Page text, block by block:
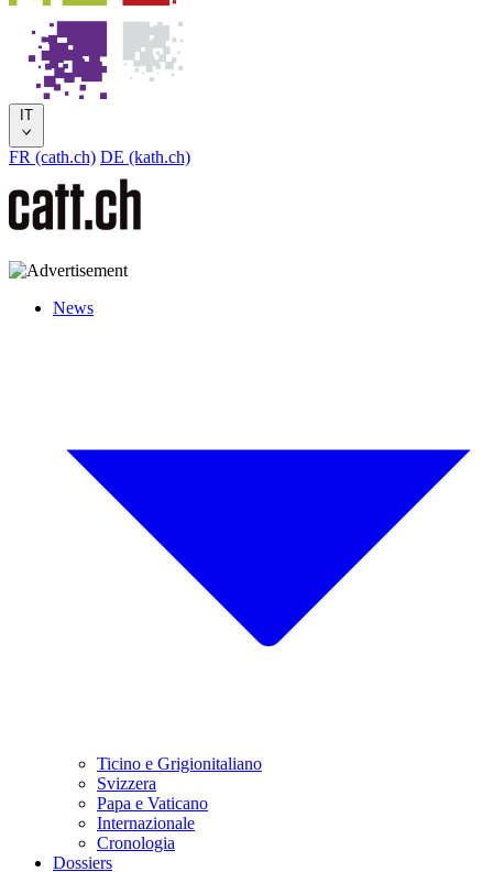
IT
FR (cath.ch) DE (kath.ch)
News
Ticino e Grigionitaliano
Svizzera
Papa e Vaticano
Internazionale
Cronologia
Dossiers